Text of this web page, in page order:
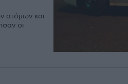
ατόμων και
οι